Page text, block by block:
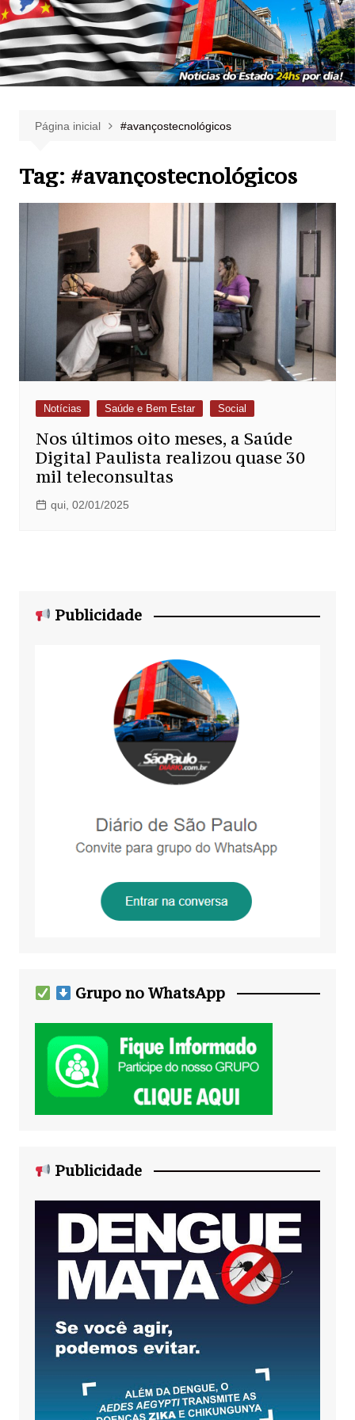
Página inicial #avançostecnológicos
Tag: #avançostecnológicos
Notícias Saúde e Bem Estar Social
Nos últimos oito meses, a Saúde
Digital Paulista realizou quase 30
mil teleconsultas
qui, 02/01/2025
Publicidade
Grupo no WhatsApp
Publicidade